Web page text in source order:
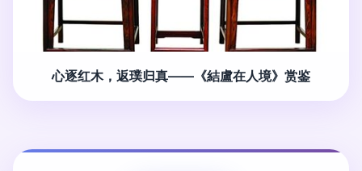
心逐红木，返璞归真——《結盧在人境》赏鉴